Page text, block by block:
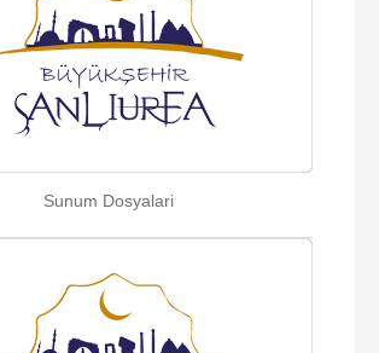
Sunum Dosyalari